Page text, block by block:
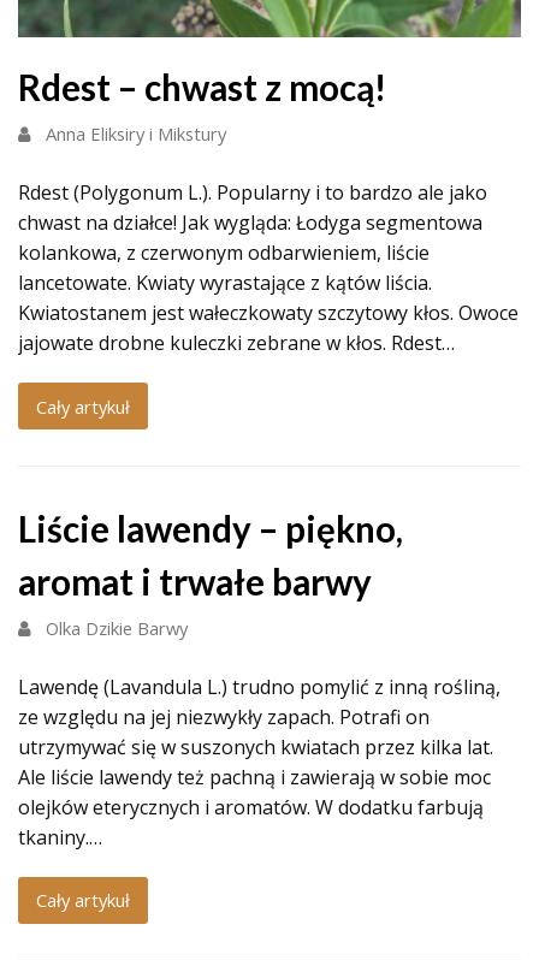
Rdest – chwast z mocą!
Anna Eliksiry i Mikstury
Rdest (Polygonum L.). Popularny i to bardzo ale jako
chwast na działce! Jak wygląda: Łodyga segmentowa
kolankowa, z czerwonym odbarwieniem, liście
lancetowate. Kwiaty wyrastające z kątów liścia.
Kwiatostanem jest wałeczkowaty szczytowy kłos. Owoce
jajowate drobne kuleczki zebrane w kłos. Rdest…
Cały artykuł
Liście lawendy – piękno,
aromat i trwałe barwy
Olka Dzikie Barwy
Lawendę (Lavandula L.) trudno pomylić z inną rośliną,
ze względu na jej niezwykły zapach. Potrafi on
utrzymywać się w suszonych kwiatach przez kilka lat.
Ale liście lawendy też pachną i zawierają w sobie moc
olejków eterycznych i aromatów. W dodatku farbują
tkaniny.…
Cały artykuł